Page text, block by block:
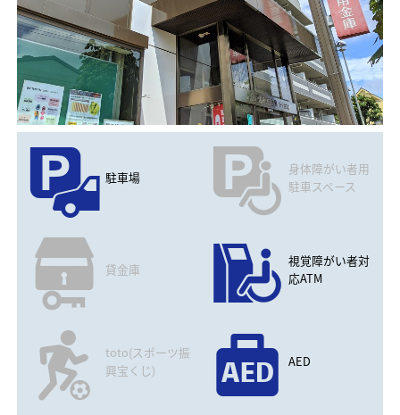
駐車場
身体障がい者用
駐車スペース
貸金庫
視覚障がい者対
応ATM
toto(スポーツ振
興宝くじ)
AED